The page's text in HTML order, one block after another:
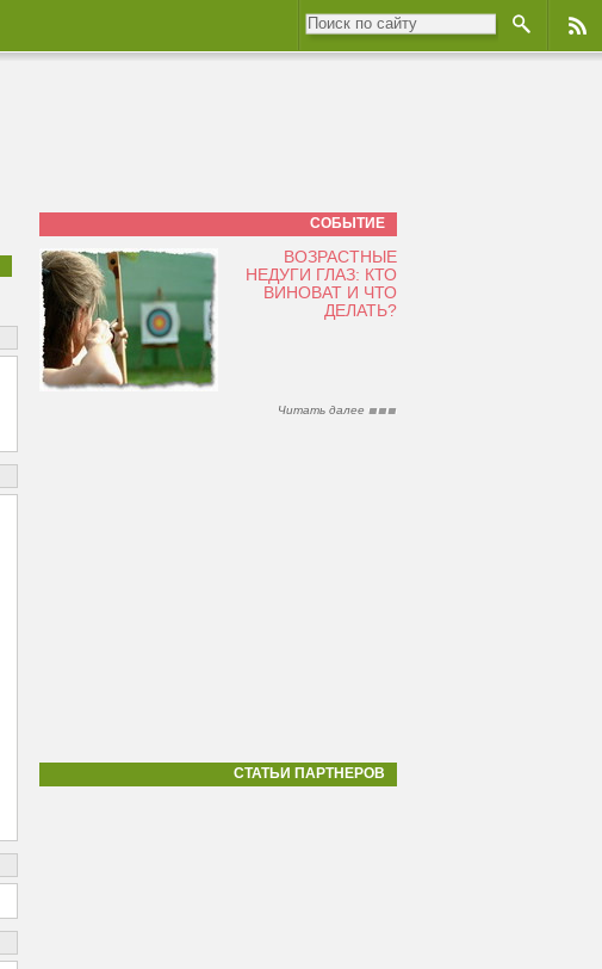
СОБЫТИЕ
ВОЗРАСТНЫЕ
НЕДУГИ ГЛАЗ: КТО
ВИНОВАТ И ЧТО
ДЕЛАТЬ?
Читать далее
СТАТЬИ ПАРТНЕРОВ